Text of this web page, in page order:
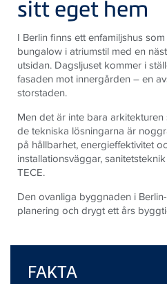
sitt eget hem
I Berlin finns ett enfamiljshus
bungalow i atriumstil med en
utsidan. Dagsljuset kommer i
fasaden mot innergården – en
storstaden.
Men det är inte bara
de tekniska lösningarna är
på hållbarhet, energieffektivitet
installationsväggar,
TECE.
Den ovanliga byggnaden i
planering och drygt ett års
FAKTA